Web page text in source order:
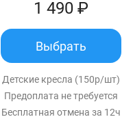
1 490 ₽
Выбрать
Детские кресла (150р/шт)
Предоплата не требуется
Бесплатная отмена за 12ч